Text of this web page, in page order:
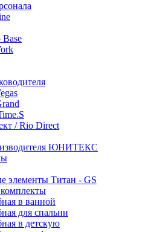
/ Rio Direct
ЮНИТЕКС
элементы Титан - GS
в ванной
для спальни
в детскую